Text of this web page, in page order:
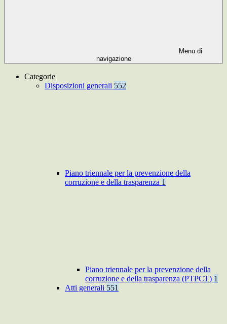
Menu di
navigazione
Categorie
Disposizioni generali 552
Piano triennale per la prevenzione della
corruzione e della trasparenza 1
Piano triennale per la prevenzione della
corruzione e della trasparenza (PTPCT) 1
Atti generali 551